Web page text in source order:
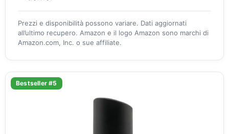
Prezzi e disponibilità possono variare. Dati aggiornati
all’ultimo recupero. Amazon e il logo Amazon sono marchi di
Amazon.com, Inc. o sue affiliate.
Bestseller #5